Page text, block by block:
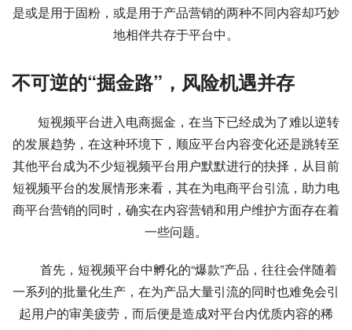
是或是用于固粉，或是用于产品营销的两种不同内容却巧妙
地相伴共存于平台中。
不可逆的“掘金路”，风险机遇并存
短视频平台进入电商掘金，在当下已经成为了难以逆转
的发展趋势，在这种环境下，顺应平台内容变化还是跳转至
其他平台成为不少短视频平台用户默默进行的抉择，从目前
短视频平台的发展情形来看，其在为电商平台引流，助力电
商平台营销的同时，确实在内容营销和用户维护方面存在着
一些问题。
首先，短视频平台中孵化的“爆款”产品，往往会伴随着
一系列的批量化生产，在为产品大量引流的同时也难免会引
起用户的审美疲劳，而后便是造成对平台内优质内容的稀